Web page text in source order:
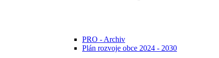
PRO - Archiv
Plán rozvoje obce 2024 - 2030